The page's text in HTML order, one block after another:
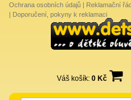
Ochrana osobních údajů | Reklamační
| Doporučení, pokyny k reklamaci
Váš košík: 0 Kč